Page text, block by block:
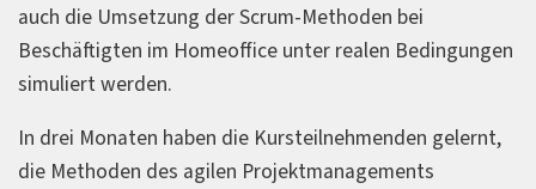
auch die Umsetzung der Scrum-Methoden bei
Beschäftigten im Homeoffice unter realen Bedingungen
simuliert werden.
In drei Monaten haben die Kursteilnehmenden gelernt,
die Methoden des agilen Projektmanagements